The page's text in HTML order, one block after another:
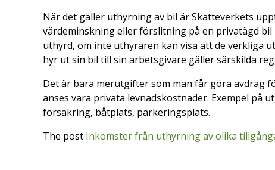
När det gäller uthyrning av bil är Skatteverkets
värdeminskning eller förslitning på en privatägd
uthyrd, om inte uthyraren kan visa att de verkliga
hyr ut sin bil till sin arbetsgivare gäller särskilda
Det är bara merutgifter som man får göra avdrag
anses vara privata levnadskostnader. Exempel på
försäkring, båtplats, parkeringsplats.
The post Inkomster från uthyrning av olika